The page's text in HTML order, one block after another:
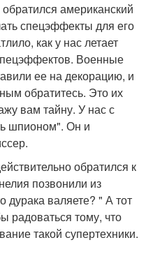
американский
спецэффекты для его
как у нас летает
Военные
ее на декорацию, и
обратитесь. Это их
вам тайну. У нас с
шпионом". Он и
обратился к
позвонили из
валяете? " А тот
радоваться тому, что
такой супертехники.